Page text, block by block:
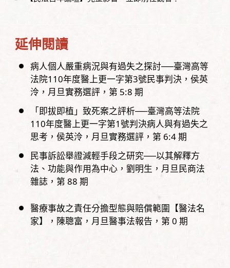
延伸閱讀
病人個人嚴重病況與有過失之探討──臺灣高等
法院110年度醫上更一字第3號民事判決
侯英
泠
月旦實務選評， 第 5:8 期
「即拔即植」致死案之評析──臺灣高等法院
110年度醫上更一字第1號判決病人與有過失之
思考
侯英泠 月旦實務選評， 第 6:4期
民事訴訟舉證減輕手段之研究──以其解釋方
法、功能與作用為中心
劉明生
月旦民商法
雜誌， 第88 期
醫療事故之責任分擔型態與賠償範圍【醫法名
家】
陳聰富 月旦醫事法報告， 第0 期